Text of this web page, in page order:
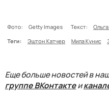
Фото: Getty Images Текст:
Теги:
Эштон Катчер Мила Кунис
Еще больше новостей в
группе ВКонтактеи